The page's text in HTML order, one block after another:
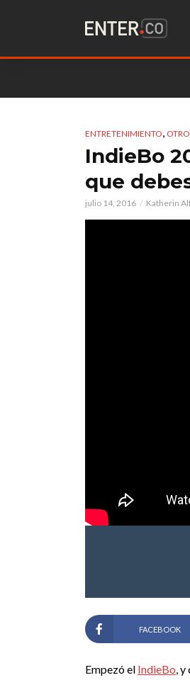
ENTRETENIMIENTO,
IndieBo
que
julio 14, 2016 Katherin
FACEBOOK
Empezó el IndieBo, y